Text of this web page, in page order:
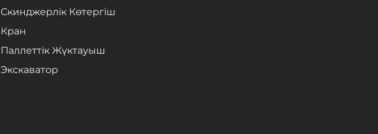
Скинджерлік Көтергіш
Кран
Паллеттік Жүктауыш
Экскаватор